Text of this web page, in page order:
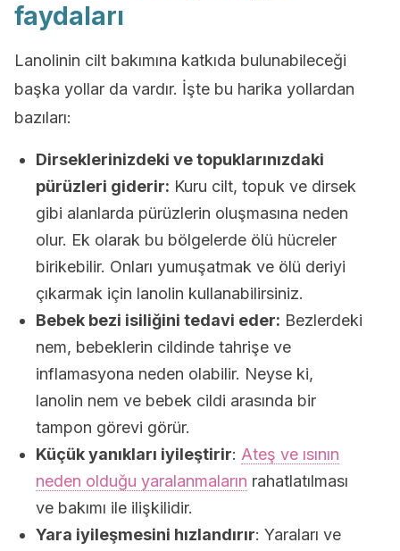
faydaları
Lanolinin cilt bakımına katkıda bulunabileceği
başka yollar da vardır. İşte bu harika yollardan
bazıları:
Dirseklerinizdeki ve topuklarınızdaki
pürüzleri giderir: Kuru cilt, topuk ve dirsek
gibi alanlarda pürüzlerin oluşmasına neden
olur. Ek olarak bu bölgelerde ölü hücreler
birikebilir. Onları yumuşatmak ve ölü deriyi
çıkarmak için lanolin kullanabilirsiniz.
Bebek bezi isiliğini tedavi eder: Bezlerdeki
nem, bebeklerin cildinde tahrişe ve
inflamasyona neden olabilir. Neyse ki,
lanolin nem ve bebek cildi arasında bir
tampon görevi görür.
Küçük yanıkları iyileştirir: Ateş ve ısının
neden olduğu yaralanmaların rahatlatılması
ve bakımı ile ilişkilidir.
Yara iyileşmesini hızlandırır: Yaraları ve